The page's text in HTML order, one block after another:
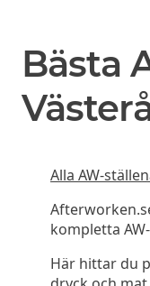
Bästa
Alla AW-
kompletta
Här hittar du